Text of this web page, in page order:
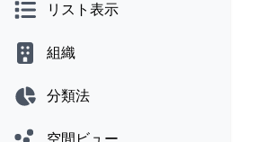
リスト表示
組織
分類法